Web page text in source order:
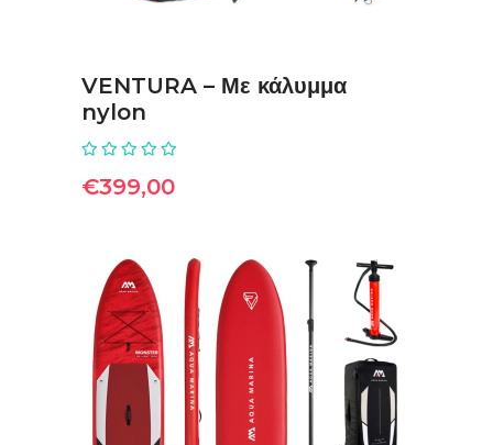
VENTURA – Με κάλυμμα
nylon
€399,00
ΠΡΟΣΘΉΚΗ ΣΤΟ ΚΑΛΆΘΙ